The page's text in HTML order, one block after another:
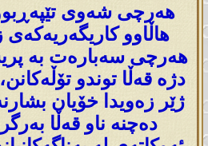
هەرچی شەوی
هاڵاوو
هەرچی سەبارەت بە
دژە قەڵا توندو
ژێر زەویدا خۆیان
دەچنە ناو قەڵا